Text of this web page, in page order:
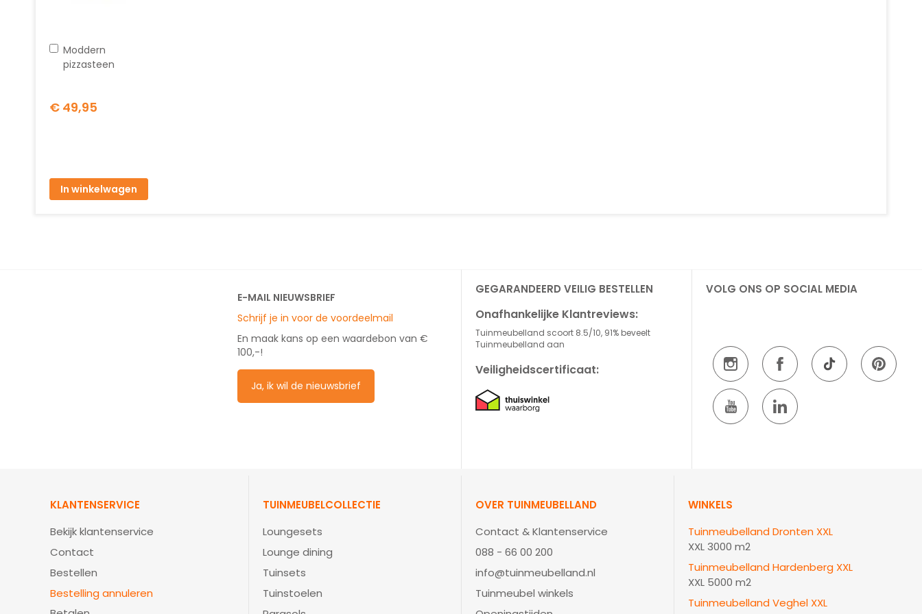
Moddern
pizzasteen
€ 49,95
In
winkelwagen
In winkelwagen
E-MAIL NIEUWSBRIEF
Schrijf je in voor de voordeelmail
En maak kans op een waardebon van €
100,-!
Ja, ik wil de nieuwsbrief
GEGARANDEERD VEILIG BESTELLEN
Onafhankelijke Klantreviews:
Tuinmeubelland scoort 8.5/10, 91% beveelt
Tuinmeubelland aan
Veiligheidscertificaat:
VOLG ONS OP SOCIAL MEDIA
KLANTENSERVICE
Bekijk klantenservice
Contact
Bestellen
Bestelling annuleren
TUINMEUBELCOLLECTIE
Loungesets
Lounge dining
Tuinsets
Tuinstoelen
OVER TUINMEUBELLAND
Contact & Klantenservice
088 - 66 00 200
info@tuinmeubelland.nl
Tuinmeubel winkels
WINKELS
Tuinmeubelland Dronten XXL
XXL 3000 m2
Tuinmeubelland Hardenberg XXL
XXL 5000 m2
Tuinmeubelland Veghel XXL